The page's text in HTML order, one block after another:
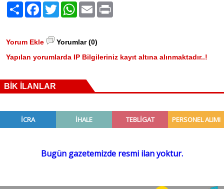
PaylaşFacebook
TwitterWhatsApp
EmailPrint
Yorum Ekle
Yorumlar (0)
Yapılan yorumlarda IP Bilgileriniz kayıt altına alınmaktadır..!
BİK İLANLAR